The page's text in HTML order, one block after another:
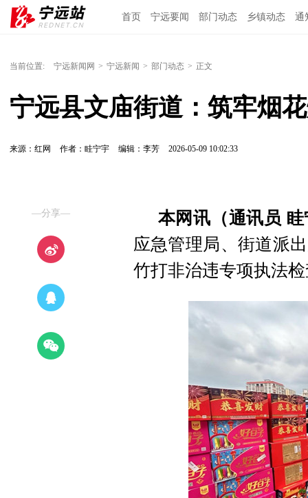
首页 宁远要闻 部门动态 乡镇动态 通
当前位置: 宁远新闻网 > 宁远新闻 > 部门动态 > 正文
宁远县文庙街道：筑牢烟
来源：红网 作者：眭宁宇 编辑：李芳 2026-05-09 10:02:33
—分享—
本网讯（通讯员
应急管理局、街道派
竹打非治违专项执法